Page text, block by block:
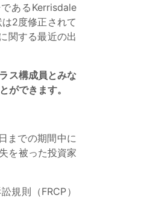
あるKerrisdale
2度修正されて
関する最近の出
ス構成員とみな
ができます。
までの期間中に
を被った投資家
規則（FRCP）